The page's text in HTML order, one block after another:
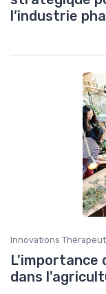
l’industrie
Innovations
L'importance
dans